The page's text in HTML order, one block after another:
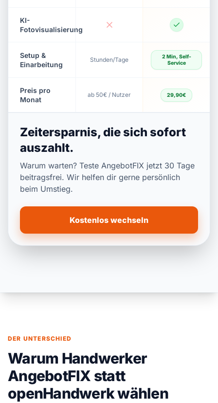
KI-
Fotovisualisierung
Setup &
Einarbeitung
Stunden/Tage
2 Min, Self-
Service
Preis pro
Monat
ab 50€ / Nutzer 29,90€
Zeitersparnis, die sich sofort
auszahlt.
Warum warten? Teste AngebotFIX jetzt 30 Tage
beitragsfrei. Wir helfen dir gerne persönlich
beim Umstieg.
Kostenlos wechseln
DER UNTERSCHIED
Warum Handwerker
AngebotFIX statt
openHandwerk wählen